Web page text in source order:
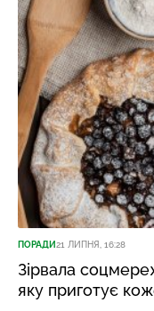
ПОРАДИ21 ЛИПНЯ, 16:28
Зірвала
яку приготує